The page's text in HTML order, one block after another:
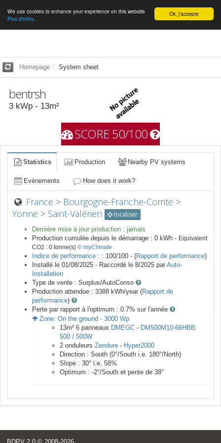
English Ok, j'accepte
We use cookies to enhance your experience on this website
Plus d'infos.
Homepage System sheet
bentrsh
3 kWp - 13m²
SCORE 50/100
Statistics Production Nearby PV systems
Evènements How does it work?
France > Bourgogne-Franche-Comte >
Yonne > Saint-Valérien localiser
Dernière mise à jour production : jamais
Production cumulée depuis le démarrage : 0 kWh - Equivalent
CO2 : 0 tonne(s) © myClimate
Indice de performance : : 100/100 - (Rapport de performance)
Installé le 01/08/2025 - Raccordé le 8/2025 par Auto-
Installation
Type de vente : Surplus/AutoConso
Production attendue : 3388 kWh/year (Rapport de
performance)
Perte par rapport à l'optimum : 0.7% sur l'année
Zone: On the ground - 3000 Wp
13m² 6 panneaux DMEGC - DM500M10-66HBB
500 / 500W
2 onduleurs Zendure - Hyper2000
Direction : South (0°/South i.e. 180°/North)
Slope : 30° i.e. 58%
Optimum : -2°/South et pente de 38°